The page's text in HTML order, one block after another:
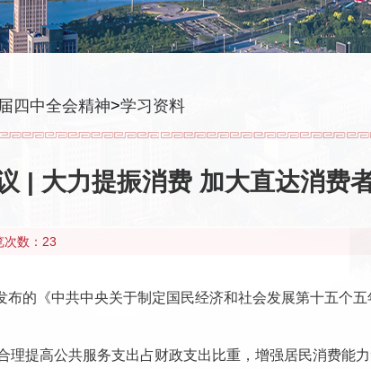
四中全会精神>学习资料
| 大力提振消费 加大直达消费
次数：23
布的《中共中央关于制定国民经济和社会发展第十五个
理提高公共服务支出占财政支出比重，增强居民消费能